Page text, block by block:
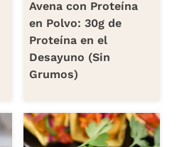
Avena con Proteína
en Polvo: 30g de
Proteína en el
Desayuno (Sin
Grumos)